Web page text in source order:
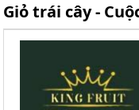
Giỏ trái cây -